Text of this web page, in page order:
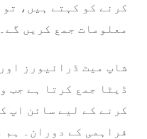
کرنے کو کہتے ہیں،
معلومات جمع کریں گے۔
شاپ میٹ ڈرائیورز
ڈیٹا جمع کرتا ہے جب
کرنے کے لیے سائن اپ
فراہمی کے دوران۔